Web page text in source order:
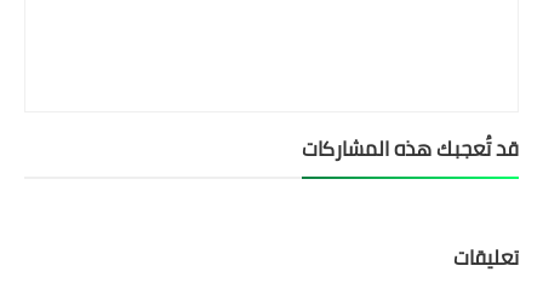
قد تُعجبك هذه المشاركات
تعليقات